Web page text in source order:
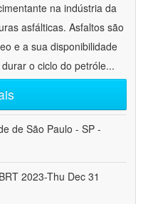
na indústria da
asfálticas. Asfaltos são
e a sua disponibilidade
o ciclo do petróle...
de São Paulo - SP -
2023-Thu Dec 31